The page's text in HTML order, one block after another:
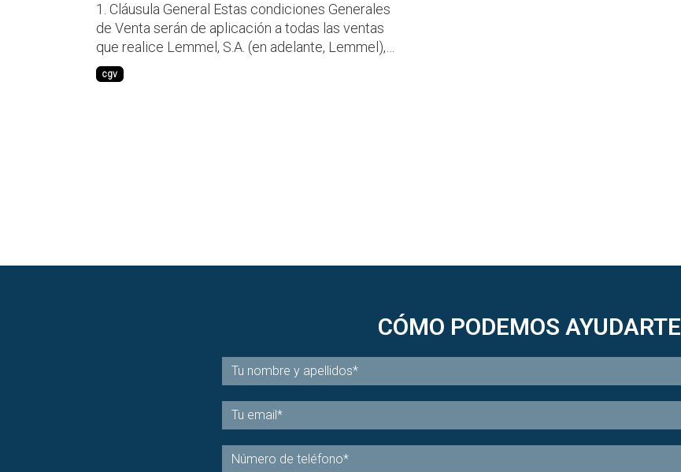
1. Cláusula General Estas condiciones Generales
de Venta serán de aplicación a todas las ventas
que realice Lemmel, S.A. (en adelante, Lemmel),
prevaleciendo sobre las condiciones generales
de compra y/o venta del Comprador, así como
cgv
CÓMO PODEMOS AYUDARTE